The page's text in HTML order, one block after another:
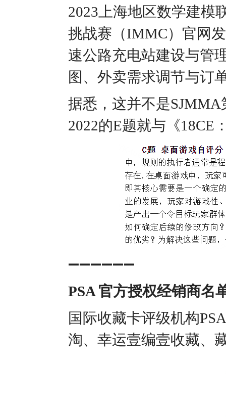
2023上海地区数学建模
挑战赛（IMMC）官网
速公路充电站建设与管
图、外卖需求调节与订
据悉，这并不是
2022的E题就与《18CE
➖➖➖➖➖➖
PSA 官方授权经销商名
国际收藏卡评级机构
淘、幸运壹编壹收藏、